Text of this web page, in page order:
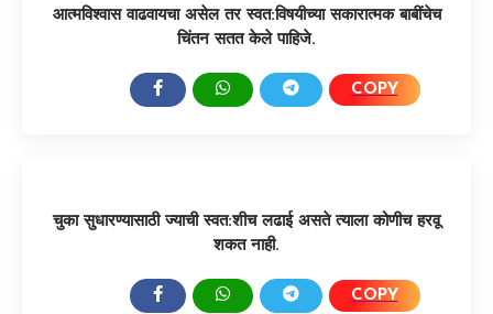
आत्मविश्वास वाढवायचा असेल तर स्वत:विषयीच्या सकारात्मक बाबींचेच
चिंतन सतत केले पाहिजे.
COPY
चुका सुधारण्यासाठी ज्याची स्वत:शीच लढाई असते त्याला कोणीच हरवू
शकत नाही.
COPY